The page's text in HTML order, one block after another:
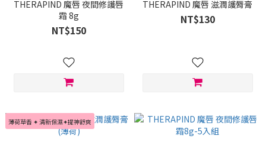
THERAPIND 魔唇 夜間修護唇
霜 8g
NT$150
THERAPIND 魔唇 滋潤護脣膏
NT$130
薄荷草香 ✦ 清新保濕✦提神舒爽